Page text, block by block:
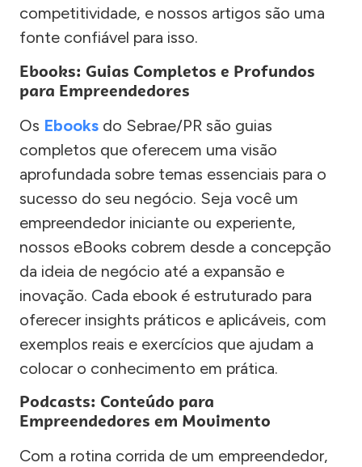
competitividade, e nossos artigos são uma
fonte confiável para isso.
Ebooks: Guias Completos e Profundos
para Empreendedores
Os Ebooks do Sebrae/PR são guias
completos que oferecem uma visão
aprofundada sobre temas essenciais para o
sucesso do seu negócio. Seja você um
empreendedor iniciante ou experiente,
nossos eBooks cobrem desde a concepção
da ideia de negócio até a expansão e
inovação. Cada ebook é estruturado para
oferecer insights práticos e aplicáveis, com
exemplos reais e exercícios que ajudam a
colocar o conhecimento em prática.
Podcasts: Conteúdo para
Empreendedores em Movimento
Com a rotina corrida de um empreendedor,